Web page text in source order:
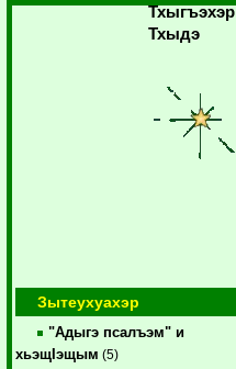
Тхыгъэхэр
Тхыдэ
Зытеухуахэр
"Адыгэ псалъэм" и
хьэщIэщым (5)